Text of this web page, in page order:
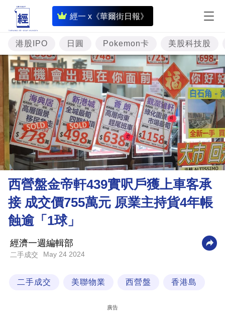
經一 x《華爾街日報》
即
時
財
經
專
題
投
資
樓
市
理
財
商
業
科
技
港股IPO 日圓 Pokemon卡 美股科技股
西營盤金帝軒439實呎戶獲上車客承
接 成交價755萬元 原業主持貨4年帳
蝕逾「1球」
經濟一週編輯部
二手成交 May 24 2024
二手成交 美聯物業 西營盤 香港島
廣告